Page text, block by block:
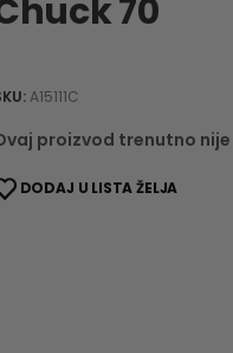
70
A15111C
proizvod trenutno
DODAJ U LISTA ŽELJA